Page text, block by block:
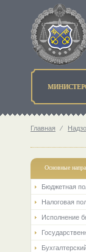
Главная ⁄
Основные
Бюджетная
Налоговая
Исполнение